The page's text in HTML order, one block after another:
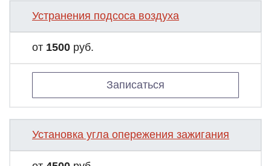
Устранения подсоса воздуха
от 1500 руб.
Записаться
Установка угла опережения зажигания